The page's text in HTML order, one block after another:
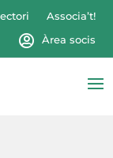
Associa’t!
Àrea socis